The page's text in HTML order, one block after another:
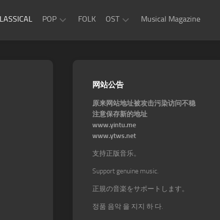
POP FOLK OST
OST
Musical Magazine
网站公告
原来网站地址被攻击污染访问不稳
注意保存新的地址
www.yintu.me
www.ytws.net
支持正版音乐。
Support genuine music.
正規の音楽をサポートします。
정품 음악 을 지지 하 다.